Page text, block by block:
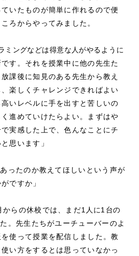
いたものが簡単に作れるので便
ろからやってみました。
ミングなどは得意な人がやるように
す。それを授業中に他の先生た
課後に知見のある先生から教え
楽しくチャレンジできればよい
いレベルに手を出すと苦しいの
進めていけたらよい。まずはや
実感した上で、色んなことにチ
思います」
あったのか教えてほしいという声が
ですか」
からの休校では、まだ1人に1台の
。先生たちがユーチューバーのよ
使って授業を配信しました。教
い方をするとは思っていなかっ